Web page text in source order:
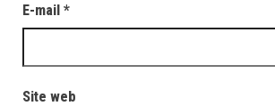
E-mail *
Site web